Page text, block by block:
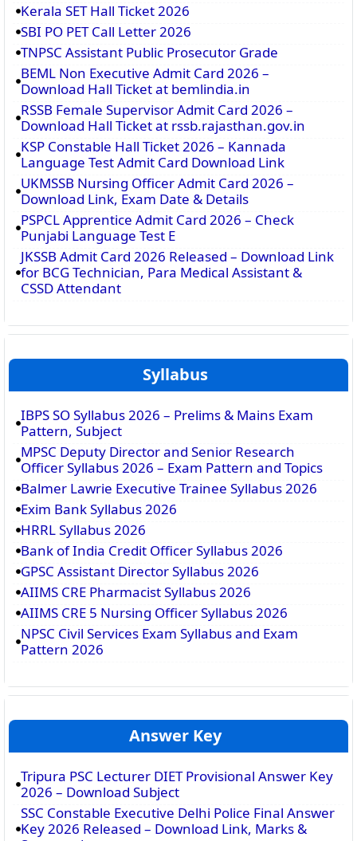
Kerala SET Hall Ticket 2026
SBI PO PET Call Letter 2026
TNPSC Assistant Public Prosecutor Grade
BEML Non Executive Admit Card 2026 –
Download Hall Ticket at bemlindia.in
RSSB Female Supervisor Admit Card 2026 –
Download Hall Ticket at rssb.rajasthan.gov.in
KSP Constable Hall Ticket 2026 – Kannada
Language Test Admit Card Download Link
UKMSSB Nursing Officer Admit Card 2026 –
Download Link, Exam Date & Details
PSPCL Apprentice Admit Card 2026 – Check
Punjabi Language Test E
JKSSB Admit Card 2026 Released – Download Link
for BCG Technician, Para Medical Assistant &
CSSD Attendant
Syllabus
IBPS SO Syllabus 2026 – Prelims & Mains Exam
Pattern, Subject
MPSC Deputy Director and Senior Research
Officer Syllabus 2026 – Exam Pattern and Topics
Balmer Lawrie Executive Trainee Syllabus 2026
Exim Bank Syllabus 2026
HRRL Syllabus 2026
Bank of India Credit Officer Syllabus 2026
GPSC Assistant Director Syllabus 2026
AIIMS CRE Pharmacist Syllabus 2026
AIIMS CRE 5 Nursing Officer Syllabus 2026
NPSC Civil Services Exam Syllabus and Exam
Pattern 2026
Answer Key
Tripura PSC Lecturer DIET Provisional Answer Key
2026 – Download Subject
SSC Constable Executive Delhi Police Final Answer
Key 2026 Released – Download Link, Marks &